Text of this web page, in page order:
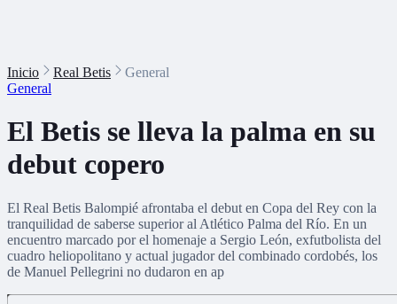
Inicio Real Betis
General
General
El Betis se lleva la palma en su
debut copero
El Real Betis Balompié afrontaba el debut en Copa del Rey con la
tranquilidad de saberse superior al Atlético Palma del Río. En un
encuentro marcado por el homenaje a Sergio León, exfutbolista del
cuadro heliopolitano y actual jugador del combinado cordobés, los
de Manuel Pellegrini no dudaron en ap